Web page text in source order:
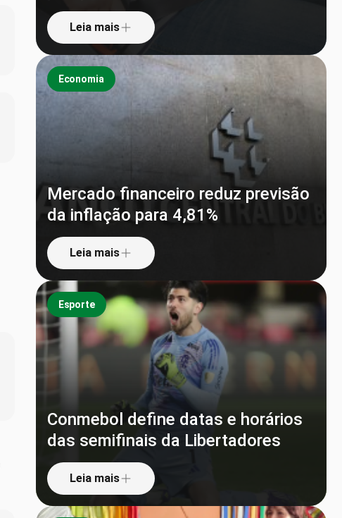
Leia mais
Economia
Mercado financeiro reduz previsão
da inflação para 4,81%
Leia mais
Esporte
Conmebol define datas e horários
das semifinais da Libertadores
Leia mais